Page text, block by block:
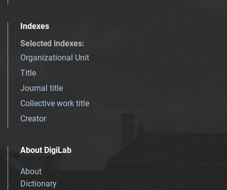
Indexes
Selected indexes:
Organizational Unit
Title
Journal title
Collective work title
Creator
About DigiLab
About
Dictionary